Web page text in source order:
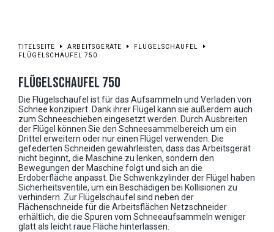
TITELSEITE ARBEITSGERÄTE
FLÜGELSCHAUFEL
FLÜGELSCHAUFEL 750
FLÜGELSCHAUFEL 750
Die Flügelschaufel ist für das Aufsammeln und Verladen von
Schnee konzipiert. Dank ihrer Flügel kann sie außerdem auch
zum Schneeschieben eingesetzt werden. Durch Ausbreiten
der Flügel können Sie den Schneesammelbereich um ein
Drittel erweitern oder nur einen Flügel verwenden. Die
gefederten Schneiden gewährleisten, dass das Arbeitsgerät
nicht beginnt, die Maschine zu lenken, sondern den
Bewegungen der Maschine folgt und sich an die
Erdoberfläche anpasst. Die Schwenkzylinder der Flügel haben
Sicherheitsventile, um ein Beschädigen bei Kollisionen zu
verhindern. Zur Flügelschaufel sind neben der
Flächenschneide für die Arbeitsflächen Netzschneider
erhältlich, die die Spuren vom Schneeaufsammeln weniger
glatt als leicht raue Fläche hinterlassen.